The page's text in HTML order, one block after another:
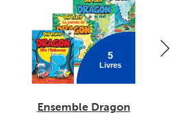
5
Livres
Ensemble Dragon